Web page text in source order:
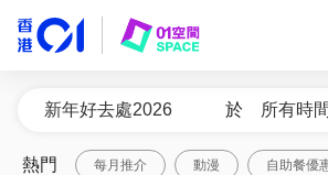
於 所有時間
熱門 每月推介 動漫 自助餐優